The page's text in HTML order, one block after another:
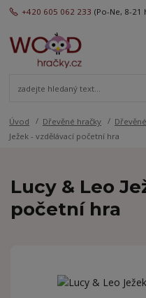
+420 605 062 233 (Po-Ne, 8-21
Úvod Dřevěné hračky
Ježek - vzdělávací početní hra
Lucy & Leo
početní hra